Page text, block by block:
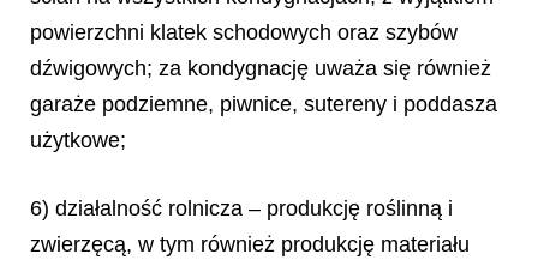
powierzchni klatek schodowych oraz szybów
dźwigowych; za kondygnację uważa się również
garaże podziemne, piwnice, sutereny i poddasza
użytkowe;
6) działalność rolnicza – produkcję roślinną i
zwierzęcą, w tym również produkcję materiału